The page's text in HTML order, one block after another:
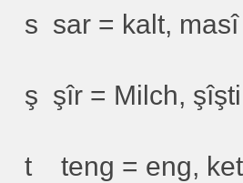
s sar = kalt,
ş şîr = Milch,
t teng = eng,